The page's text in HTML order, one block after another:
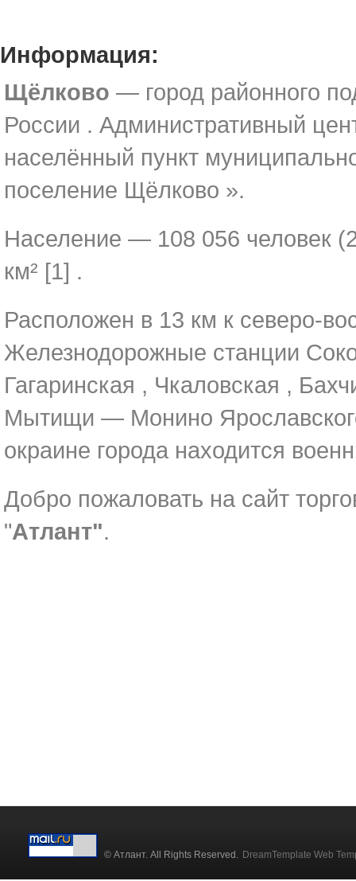
Информация:
Щёлково — город районного
России . Административный
населённый пункт
поселение Щёлково ».
Население — 108 056 человек
км² [1] .
Расположен в 13 км к северо-
Железнодорожные станции
Гагаринская , Чкаловская ,
Мытищи — Монино
окраине города находится
Добро пожаловать на сайт
"Атлант".
© Атлант. All Rights Reserved. DreamTemplate Web